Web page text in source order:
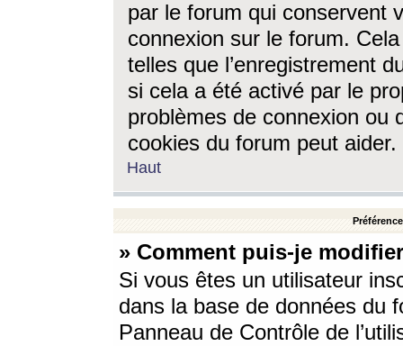
par le forum qui conservent
connexion sur le forum.
telles que l’enregistrement
si cela a été activé par le
problèmes de connexion ou
cookies du forum peut aider.
Haut
» Comment puis-je
Si vous êtes un utilisateur
dans la base de données du
Panneau de Contrôle de